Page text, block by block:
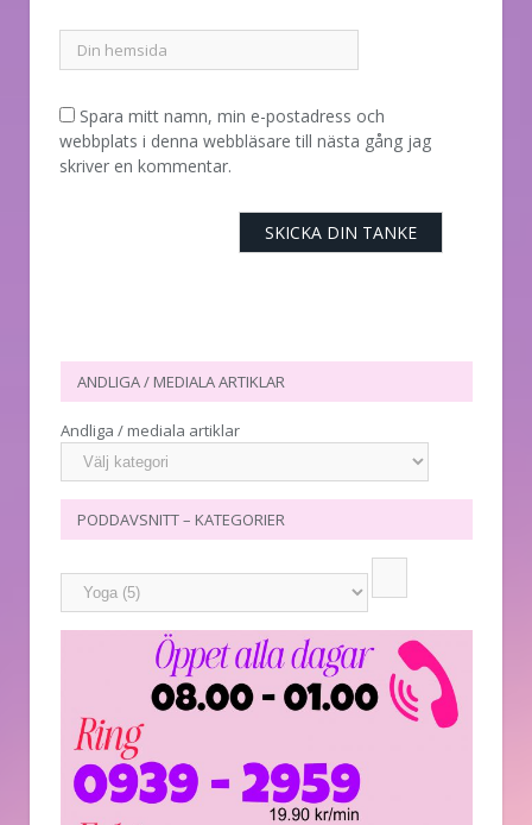
Spara mitt namn, min e-postadress och
webbplats i denna webbläsare till nästa gång jag
skriver en kommentar.
ANDLIGA / MEDIALA ARTIKLAR
Andliga / mediala artiklar
PODDAVSNITT – KATEGORIER